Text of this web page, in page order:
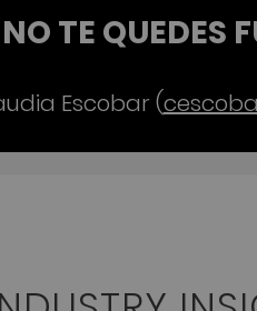
NO TE QUEDES
Escobar (